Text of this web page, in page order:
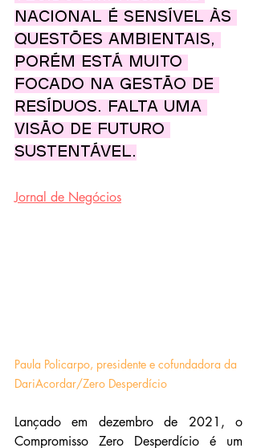
nacional é sensível às
questões ambientais,
porém está muito
focado na gestão de
resíduos. Falta uma
visão de futuro
sustentável.
Jornal de Negócios
Paula Policarpo, presidente e cofundadora da
DariAcordar/Zero Desperdício
Lançado em dezembro de 2021, o
Compromisso Zero Desperdício é um